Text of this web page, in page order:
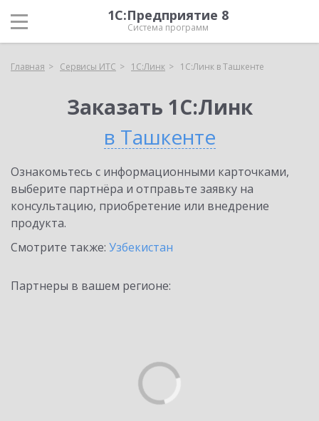
1С:Предприятие 8
Система программ
Главная Сервисы ИТС 1С:Линк 1С:Линк в Ташкенте
Заказать 1С:Линк
в Ташкенте
Ознакомьтесь с информационными карточками,
выберите партнёра и отправьте заявку на
консультацию, приобретение или внедрение
продукта.
Смотрите также: Узбекистан
Партнеры в вашем регионе: